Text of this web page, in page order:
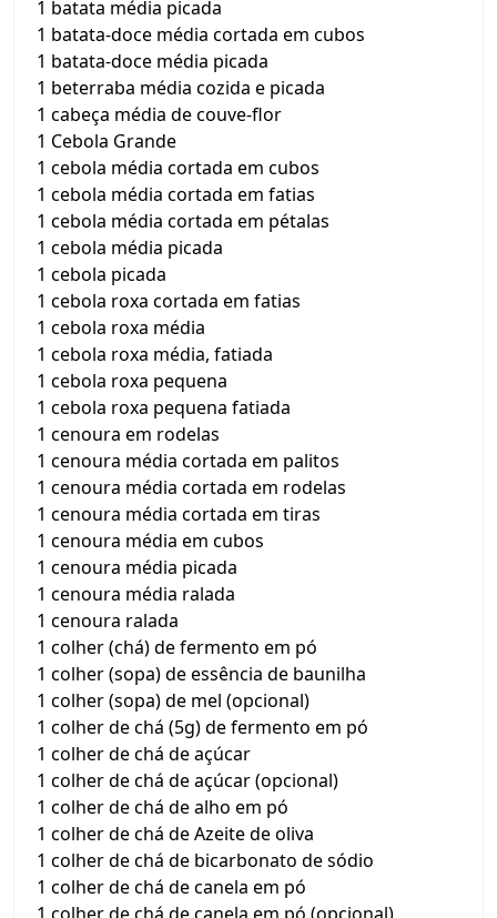
1 batata média picada
1 batata-doce média cortada em cubos
1 batata-doce média picada
1 beterraba média cozida e picada
1 cabeça média de couve-flor
1 Cebola Grande
1 cebola média cortada em cubos
1 cebola média cortada em fatias
1 cebola média cortada em pétalas
1 cebola média picada
1 cebola picada
1 cebola roxa cortada em fatias
1 cebola roxa média
1 cebola roxa média, fatiada
1 cebola roxa pequena
1 cebola roxa pequena fatiada
1 cenoura em rodelas
1 cenoura média cortada em palitos
1 cenoura média cortada em rodelas
1 cenoura média cortada em tiras
1 cenoura média em cubos
1 cenoura média picada
1 cenoura média ralada
1 cenoura ralada
1 colher (chá) de fermento em pó
1 colher (sopa) de essência de baunilha
1 colher (sopa) de mel (opcional)
1 colher de chá (5g) de fermento em pó
1 colher de chá de açúcar
1 colher de chá de açúcar (opcional)
1 colher de chá de alho em pó
1 colher de chá de Azeite de oliva
1 colher de chá de bicarbonato de sódio
1 colher de chá de canela em pó